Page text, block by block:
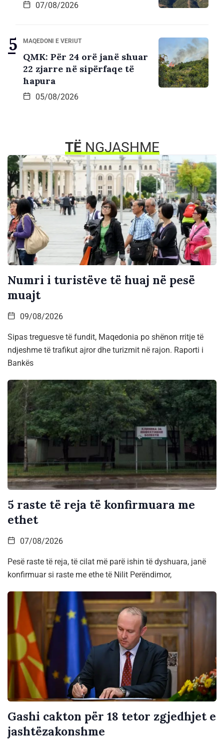
07/08/2026
MAQEDONI E VERIUT
QMK: Për 24 orë janë shuar
22 zjarre në sipërfaqe të
hapura
05/08/2026
TËNGJASHME
Numri i turistëve të huaj në pesë
muajt
09/08/2026
Sipas treguesve të fundit, Maqedonia po shënon rritje të
ndjeshme të trafikut ajror dhe turizmit në rajon. Raporti i
Bankës
5 raste të reja të konfirmuara me
ethet
07/08/2026
Pesë raste të reja, të cilat më parë ishin të dyshuara, janë
konfirmuar si raste me ethe të Nilit Perëndimor,
Gashi cakton për 18 tetor zgjedhjet e
jashtëzakonshme